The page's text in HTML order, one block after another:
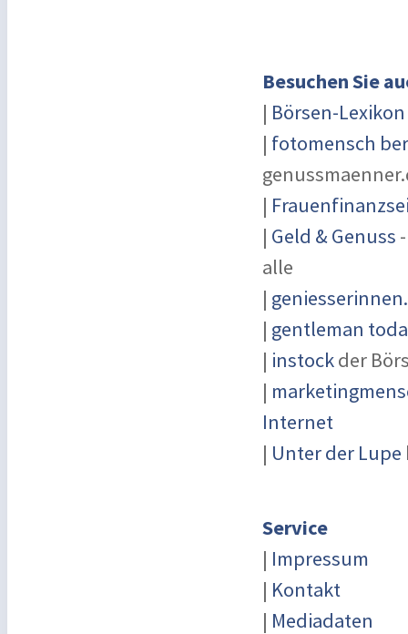
Besuchen Sie
| Börsen-Lexikon
| fotomensch
|
| Geld & Genuss
alle
|
| gentleman
| instockder
|
Internet
| Unter der Lupe
Service
| Impressum
| Kontakt
| Mediadaten